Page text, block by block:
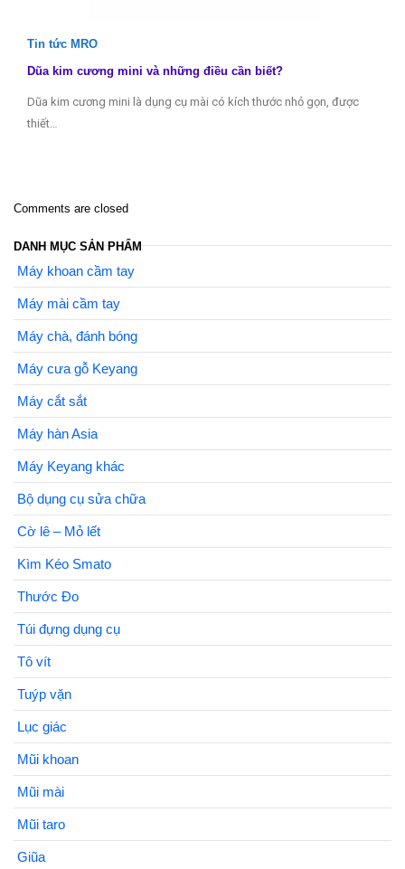
Tin tức MRO
Dũa kim cương mini và những điều cần biết?
Dũa kim cương mini là dụng cụ mài có kích thước nhỏ gọn, được
thiết…
Comments are closed
DANH MỤC SẢN PHẨM
Máy khoan cầm tay
Máy mài cầm tay
Máy chà, đánh bóng
Máy cưa gỗ Keyang
Máy cắt sắt
Máy hàn Asia
Máy Keyang khác
Bộ dụng cụ sửa chữa
Cờ lê – Mỏ lết
Kìm Kéo Smato
Thước Đo
Túi đựng dụng cụ
Tô vít
Tuýp vặn
Lục giác
Mũi khoan
Mũi mài
Mũi taro
Giũa